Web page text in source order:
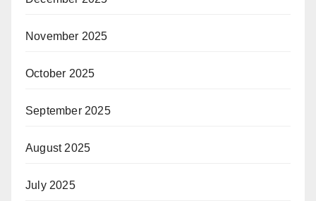
November 2025
October 2025
September 2025
August 2025
July 2025